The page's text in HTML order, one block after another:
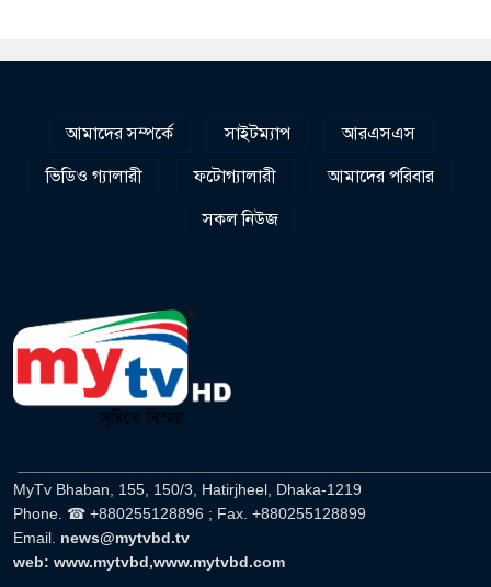
আমাদের সম্পর্কে সাইটম্যাপ
আরএসএস
ভিডিও গ্যালারী
ফটোগ্যালারী
আমাদের পরিবার
সকল নিউজ
MyTv Bhaban, 155, 150/3, Hatirjheel, Dhaka-1219
Phone. ☎ +880255128896 ; Fax. +880255128899
Email. news@mytvbd.tv
web: www.mytvbd,www.mytvbd.com